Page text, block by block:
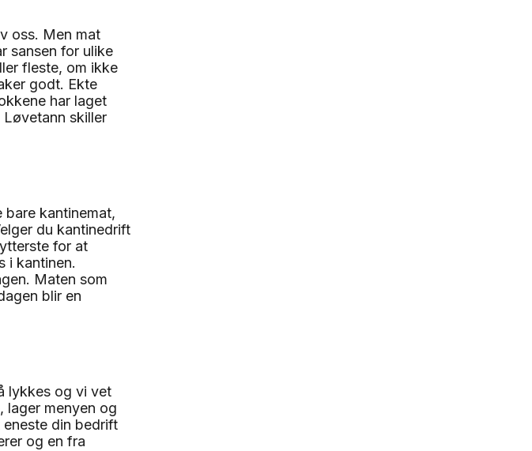
oss. Men mat
sansen for ulike
fleste, om ikke
godt. Ekte
har laget
skiller
bare kantinemat,
du kantinedrift
for at
i kantinen.
Maten som
blir en
lykkes og vi vet
lager menyen og
eneste din bedrift
og en fra